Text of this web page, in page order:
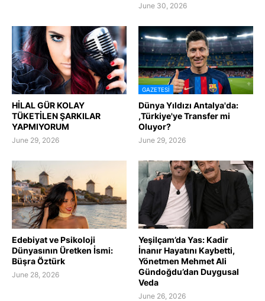
June 30, 2026
HİLAL GÜR KOLAY
TÜKETİLEN ŞARKILAR
YAPMIYORUM
June 29, 2026
GAZETESI
Dünya Yıldızı Antalya'da:
,Türkiye'ye Transfer mi
Oluyor?
June 29, 2026
Edebiyat ve Psikoloji
Dünyasının Üretken İsmi:
Büşra Öztürk
June 28, 2026
Yeşilçam’da Yas: Kadir
İnanır Hayatını Kaybetti,
Yönetmen Mehmet Ali
Gündoğdu’dan Duygusal
Veda
June 26, 2026